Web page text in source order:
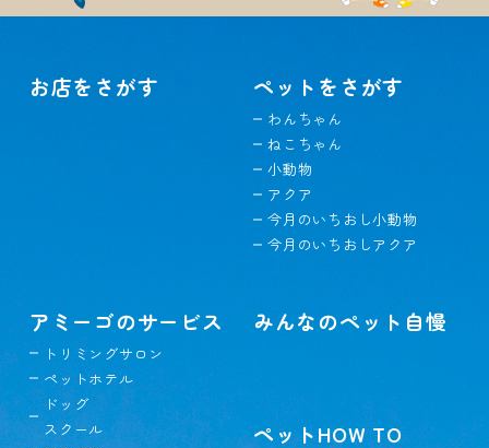
お店をさがす ペットをさがす
わんちゃん
ねこちゃん
小動物
アクア
今月のいちおし小動物
今月のいちおしアクア
アミーゴのサービス
トリミングサロン
ペットホテル
ドッグ
スクール
みんなのペット自慢
ペットHOW TO